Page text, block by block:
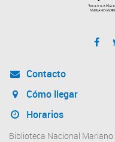
Contacto
Cómo llegar
Horarios
Biblioteca Nacional